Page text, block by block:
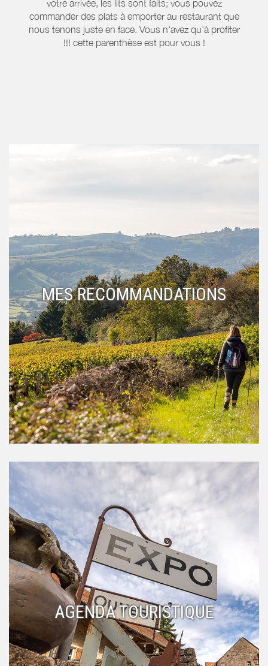
votre arrivée, les lits sont faits; vous pouvez
commander des plats à emporter au restaurant que
nous tenons juste en face. Vous n'avez qu'à profiter
!!! cette parenthèse est pour vous !
MES RECOMMANDATIONS
AGENDA TOURISTIQUE